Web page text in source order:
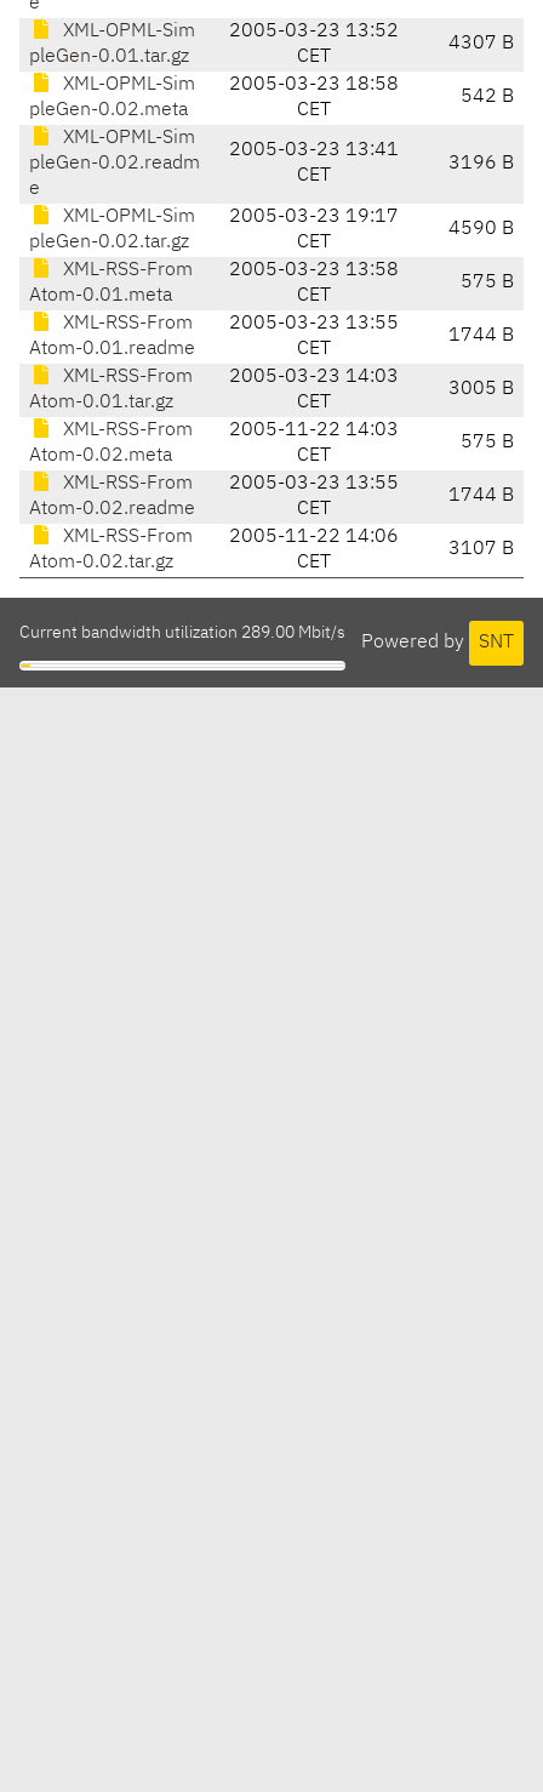
XML-OPML-Sim
pleGen-0.01.tar.gz
2005-03-23 13:52
CET
4307 B
XML-OPML-Sim
pleGen-0.02.meta
2005-03-23 18:58
CET
542 B
XML-OPML-Sim
pleGen-0.02.readm
e
2005-03-23 13:41
CET
3196 B
XML-OPML-Sim
pleGen-0.02.tar.gz
2005-03-23 19:17
CET
4590 B
XML-RSS-From
Atom-0.01.meta
2005-03-23 13:58
CET
575 B
XML-RSS-From
Atom-0.01.readme
2005-03-23 13:55
CET
1744 B
XML-RSS-From
Atom-0.01.tar.gz
2005-03-23 14:03
CET
3005 B
XML-RSS-From
Atom-0.02.meta
2005-11-22 14:03
CET
575 B
XML-RSS-From
Atom-0.02.readme
2005-03-23 13:55
CET
1744 B
XML-RSS-From
Atom-0.02.tar.gz
2005-11-22 14:06
CET
3107 B
Powered by SNT
Current bandwidth utilization 289.00 Mbit/s